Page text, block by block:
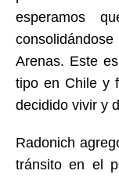
esperamos
Arenas. Este
tipo en Chile y
decidido vivir y
Radonich
tránsito en el